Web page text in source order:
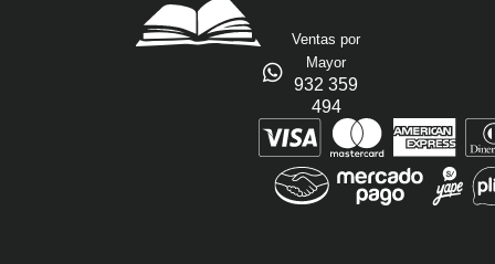
Ventas por
Mayor
932 359
494